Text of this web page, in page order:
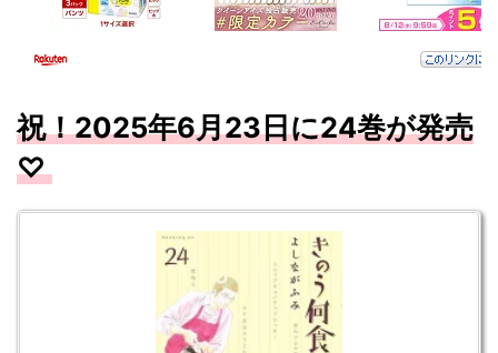
祝！2025年6月23日に24巻が発売
♡